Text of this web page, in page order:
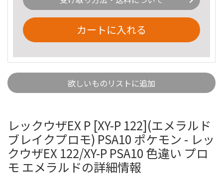
カートに入れる
欲しいものリストに追加
レックウザEX P [XY-P 122](エメラルド
ブレイクプロモ) PSA10 ポケモン - レッ
クウザEX 122/XY-P PSA10 色違い プロ
モ エメラルドの詳細情報